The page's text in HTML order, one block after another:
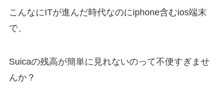
こんなにITが進んだ時代なのにiphone含むios端末
で、
Suicaの残高が簡単に見れないのって不便すぎませ
んか？